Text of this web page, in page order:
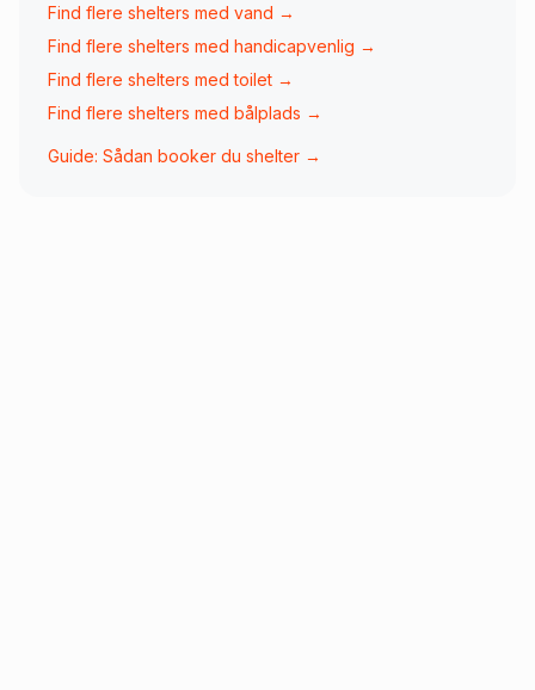
Find flere shelters med vand →
Find flere shelters med handicapvenlig →
Find flere shelters medtoilet →
Find flere shelters med bålplads →
Guide: Sådan booker du shelter →